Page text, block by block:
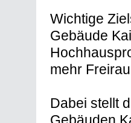
Wichtige
Gebäude
mehr
Dabei stellt